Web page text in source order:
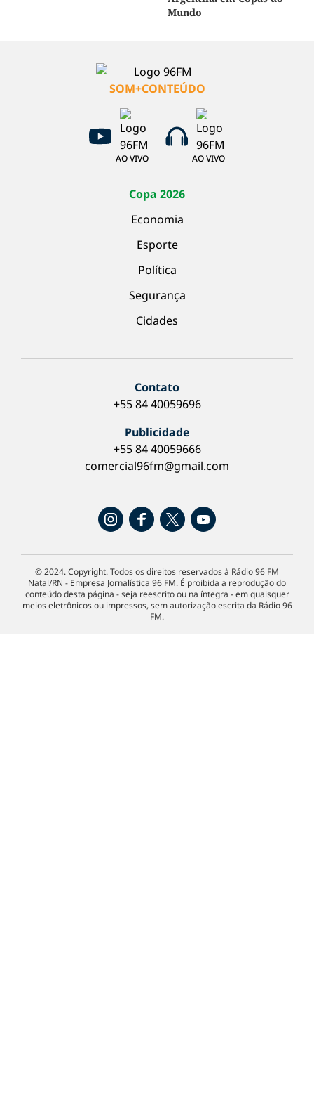
Mundo
SOM+CONTEÚDO
AO VIVO AO VIVO
Copa 2026
Economia
Esporte
Política
Segurança
Cidades
Contato
+55 84 40059696
Publicidade
+55 84 40059666
comercial96fm@gmail.com
© 2024. Copyright. Todos os direitos reservados à Rádio 96 FM
Natal/RN - Empresa Jornalística 96 FM. É proibida a reprodução do
conteúdo desta página - seja reescrito ou na íntegra - em quaisquer
meios eletrônicos ou impressos, sem autorização escrita da Rádio 96
FM.